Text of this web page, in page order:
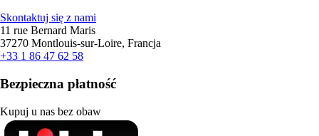
Skontaktuj się z nami
11 rue Bernard Maris
37270 Montlouis-sur-Loire, Francja
+33 1 86 47 62 58
Bezpieczna płatność
Kupuj u nas bez obaw